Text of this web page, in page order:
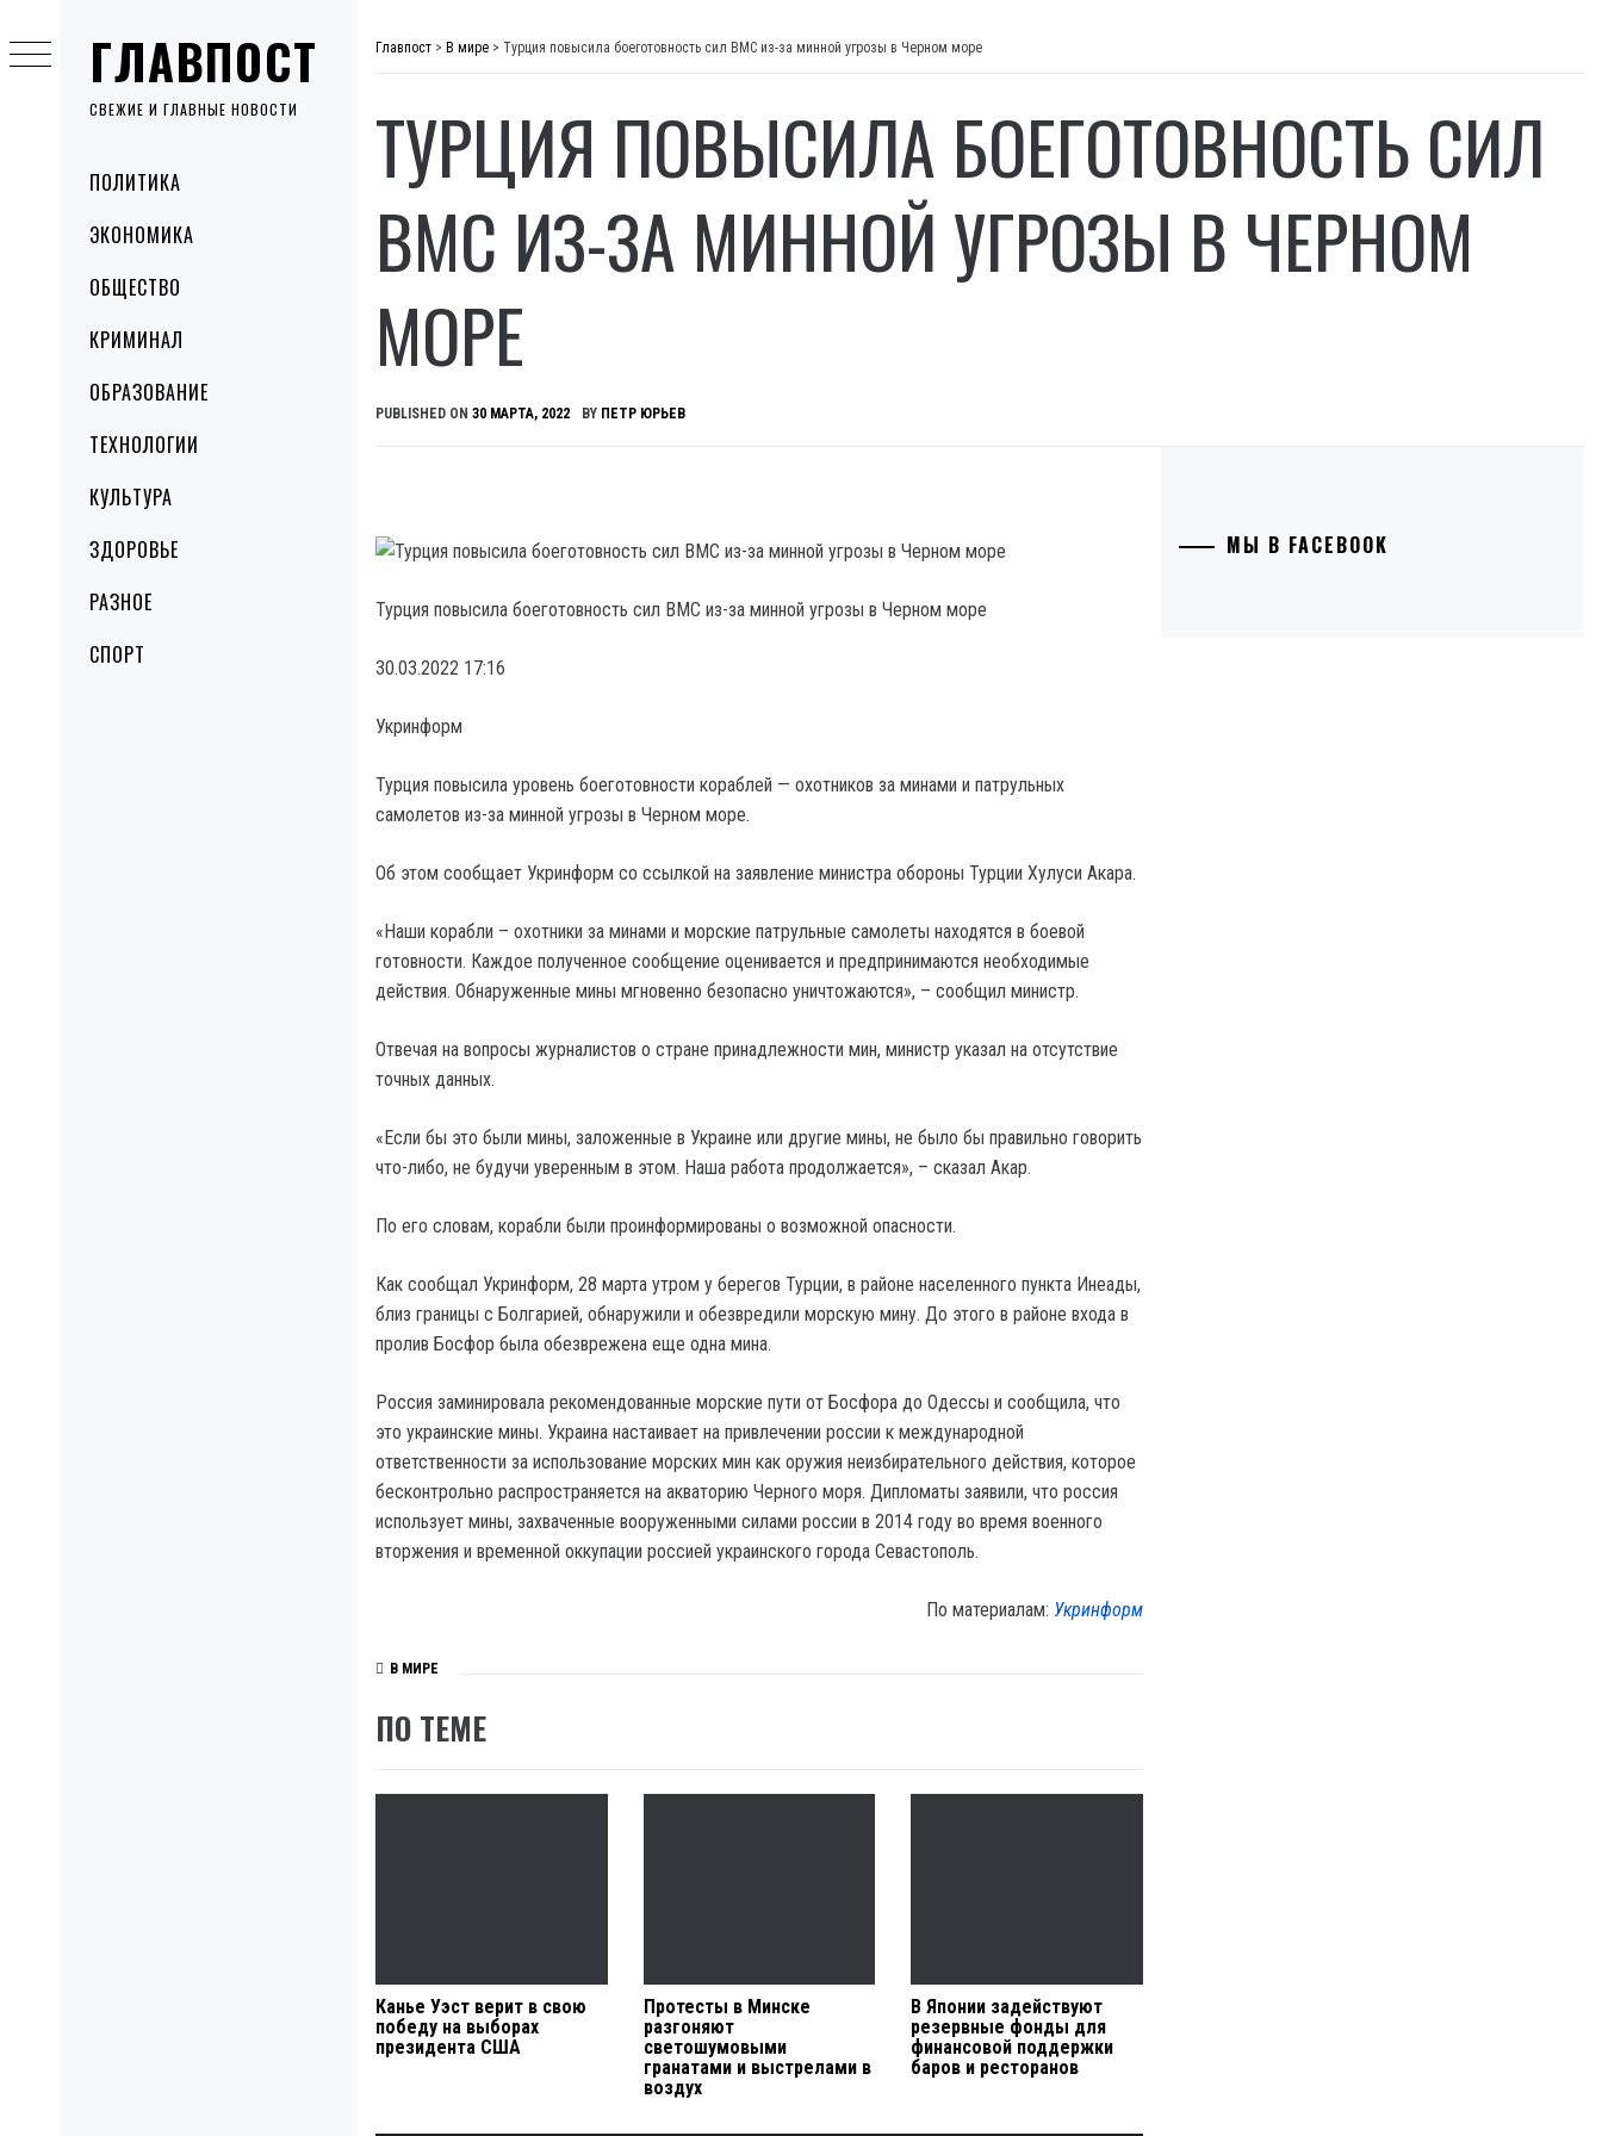
ГЛАВПОСТ
СВЕЖИЕ И ГЛАВНЫЕ НОВОСТИ
MenuПОЛИТИКА
ЭКОНОМИКА
ОБЩЕСТВО
КРИМИНАЛ
ОБРАЗОВАНИЕ
ТЕХНОЛОГИИ
КУЛЬТУРА
ЗДОРОВЬЕ
РАЗНОЕ
СПОРТ
to
content
Главпост > В мире > Турция повысила боеготовность сил ВМС из-за минной угрозы в Черном море
ТУРЦИЯ ПОВЫСИЛА БОЕГОТОВНОСТЬ СИЛ
ВМС ИЗ-ЗА МИННОЙ УГРОЗЫ В ЧЕРНОМ
МОРЕ
PUBLISHED ON 30 МАРТА, 2022 BY ПЕТР ЮРЬЕВ
Турция повысила боеготовность сил ВМС из-за минной угрозы в Черном море
30.03.2022 17:16
Укринформ
Турция повысила уровень боеготовности кораблей — охотников за минами и патрульных
самолетов из-за минной угрозы в Черном море.
Об этом сообщает Укринформ со ссылкой на заявление министра обороны Турции Хулуси Акара.
«Наши корабли – охотники за минами и морские патрульные самолеты находятся в боевой
готовности. Каждое полученное сообщение оценивается и предпринимаются необходимые
действия. Обнаруженные мины мгновенно безопасно уничтожаются», – сообщил министр.
Отвечая на вопросы журналистов о стране принадлежности мин, министр указал на отсутствие
точных данных.
«Если бы это были мины, заложенные в Украине или другие мины, не было бы правильно говорить
что-либо, не будучи уверенным в этом. Наша работа продолжается», – сказал Акар.
По его словам, корабли были проинформированы о возможной опасности.
Как сообщал Укринформ, 28 марта утром у берегов Турции, в районе населенного пункта Инеады,
близ границы с Болгарией, обнаружили и обезвредили морскую мину. До этого в районе входа в
пролив Босфор была обезврежена еще одна мина.
Россия заминировала рекомендованные морские пути от Босфора до Одессы и сообщила, что
это украинские мины. Украина настаивает на привлечении россии к международной
ответственности за использование морских мин как оружия неизбирательного действия, которое
бесконтрольно распространяется на акваторию Черного моря. Дипломаты заявили, что россия
использует мины, захваченные вооруженными силами россии в 2014 году во время военного
вторжения и временной оккупации россией украинского города Севастополь.
По материалам: Укринформ
В МИРЕ
ПО ТЕМЕ
Канье Уэст верит в свою
победу на выборах
президента США
Протесты в Минске
разгоняют
светошумовыми
гранатами и выстрелами в
воздух
В Японии задействуют
резервные фонды для
финансовой поддержки
баров и ресторанов
МЫ В FACEBOOK